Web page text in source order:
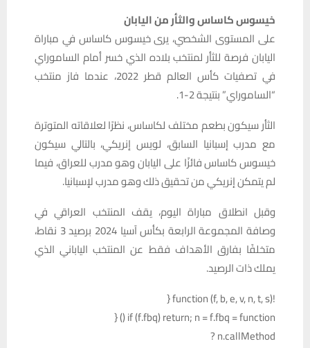
خيسوس كاساس والثأر من اليابان
على المستوى الشخصي، يرى خيسوس كاساس في مباراة
اليابان فرصة للثأر لمنتخب بلاده الذي خسر أمام الساموراي
في تصفيات كأس العالم قطر 2022، عندما فاز منتخب
“الساموراي” بنتيجة 2-1.
الثأر سيكون بطعم مختلف لكاساس، نظرًا لعلاقاته المتوترة
مع مدرب إسبانيا السابق، لويس إنريكي، بالتالي سيكون
خيسوس كاساس فائزًا على اليابان وهو مدرب للعراق، فيما
لم يتمكن إنريكي من تحقيق ذلك وهو مدرب لإسبانيا.
وقبل انطلاق مباراة اليوم، يقف المنتخب العراقي في
وصافة المجموعة الرابعة بكأس آسيا 2024 برصيد 3 نقاط،
متخلفًا بفارق الأهداف فقط عن المنتخب الياباني الذي
يملك ذات الرصيد.
!function (f, b, e, v, n, t, s) {
if (f.fbq) return; n = f.fbq = function () {
n.callMethod ?